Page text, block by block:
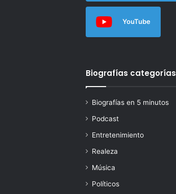
YouTube
Biografías categorías
Biografías en 5 minutos
Podcast
Entretenimiento
Realeza
Música
Políticos